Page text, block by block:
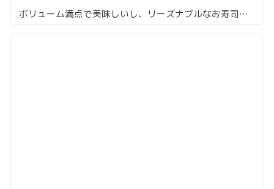
ボリューム満点で美味しいし、リーズナブルなお寿司「赤坂 鮨葵」